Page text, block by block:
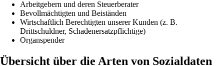
Arbeitgebern und deren Steuerberater
Bevollmächtigten und Beiständen
Wirtschaftlich Berechtigten unserer Kunden (z. B.
Drittschuldner, Schadenersatzpflichtige)
Organspender
Übersicht über die Arten von Sozialdaten